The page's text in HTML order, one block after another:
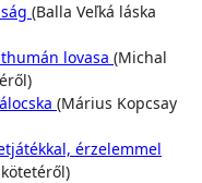
(Balla Veľká láska
lovasa (Michal
(Márius Kopcsay
érzelemmel